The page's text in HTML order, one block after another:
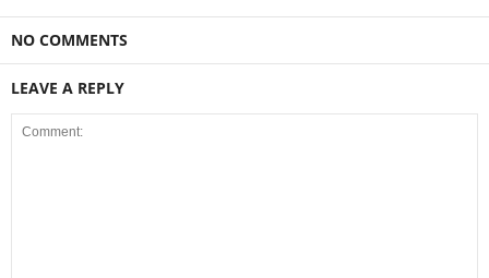
NO COMMENTS
LEAVE A REPLY